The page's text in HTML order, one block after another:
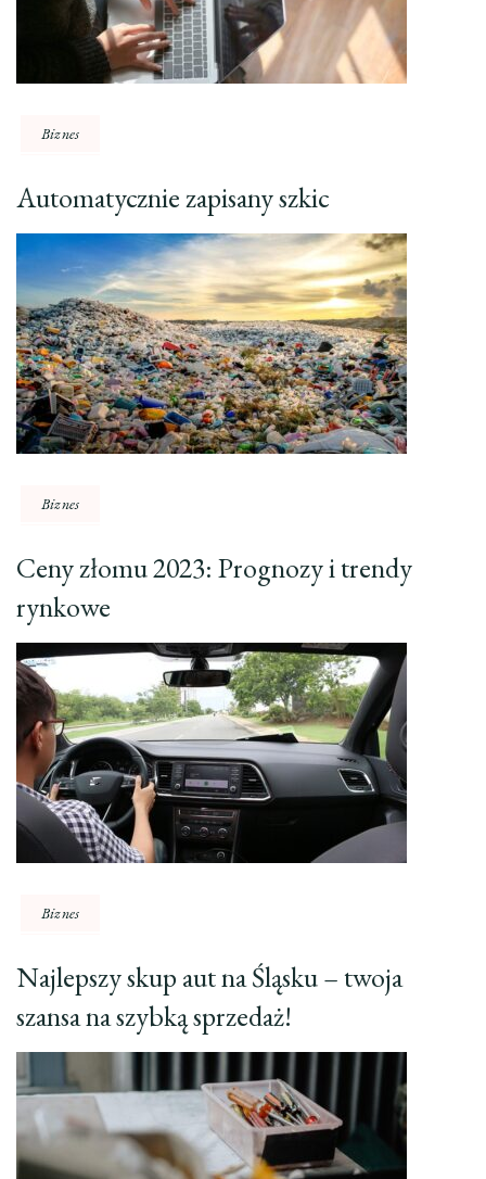
Biznes
Automatycznie zapisany szkic
Biznes
Ceny złomu 2023: Prognozy i trendy
rynkowe
Biznes
Najlepszy skup aut na Śląsku – twoja
szansa na szybką sprzedaż!